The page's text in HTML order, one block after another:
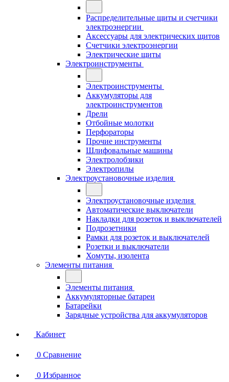
Распределительные щиты и счетчики
электроэнергии
Аксессуары для электрических щитов
Счетчики электроэнергии
Электрические щиты
Электроинструменты
Электроинструменты
Аккумуляторы для
электроинструментов
Дрели
Отбойные молотки
Перфораторы
Прочие инструменты
Шлифовальные машины
Электролобзики
Электропилы
Электроустановочные изделия
Электроустановочные изделия
Автоматические выключатели
Накладки для розеток и выключателей
Подрозетники
Рамки для розеток и выключателей
Розетки и выключатели
Хомуты, изолента
Элементы питания
Элементы питания
Аккумуляторные батареи
Батарейки
Зарядные устройства для аккумуляторов
Кабинет
0 Сравнение
0 Избранное